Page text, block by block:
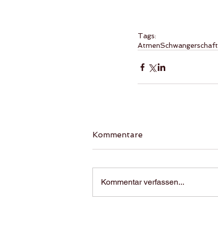
Tags:
AtmenSchwangerschaft
Kommentare
Kommentar verfassen...